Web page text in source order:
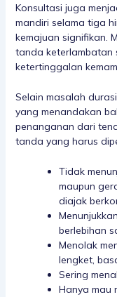
Konsultasi juga
mandiri selama tiga
kemajuan signifikan.
tanda keterlambatan
ketertinggalan
Selain masalah
yang menandakan
penanganan dari
tanda yang harus
Tidak
maupun
diajak
berlebihan
Menolak
lengket,
Sering
Hanya mau